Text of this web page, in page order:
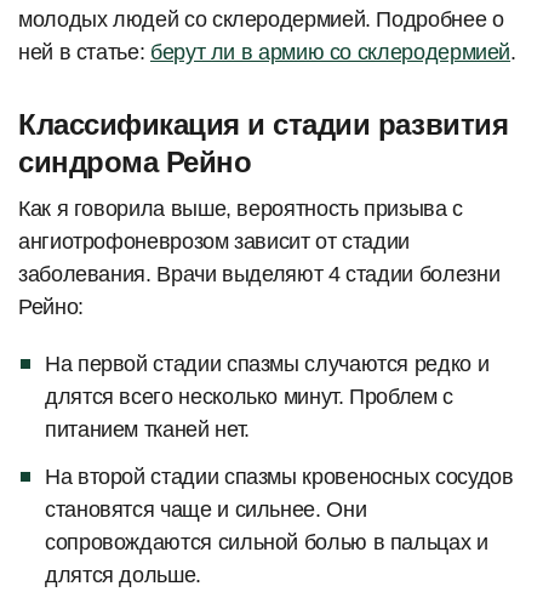
молодых людей со склеродермией. Подробнее о
ней в статье: берут ли в армию со склеродермией.
Классификация и стадии развития
синдрома Рейно
Как я говорила выше, вероятность призыва с
ангиотрофоневрозом зависит от стадии
заболевания. Врачи выделяют 4 стадии болезни
Рейно:
На первой стадии спазмы случаются редко и
длятся всего несколько минут. Проблем с
питанием тканей нет.
На второй стадии спазмы кровеносных сосудов
становятся чаще и сильнее. Они
сопровождаются сильной болью в пальцах и
длятся дольше.